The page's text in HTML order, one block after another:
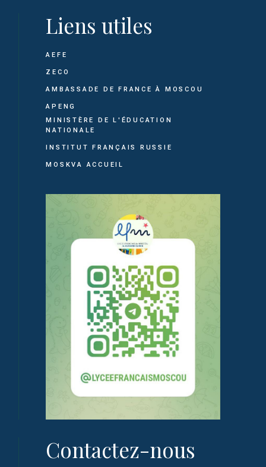
Liens utiles
AEFE
ZECO
AMBASSADE DE FRANCE À MOSCOU
APENG
MINISTÈRE DE L'ÉDUCATION
NATIONALE
INSTITUT FRANÇAIS RUSSIE
MOSKVA ACCUEIL
Contactez-nous